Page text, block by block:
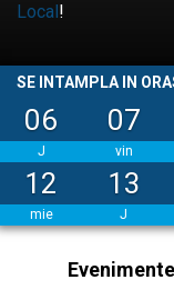
Local !
SE INTAMPLA IN
06
J
07
vin
12
mie
13
J